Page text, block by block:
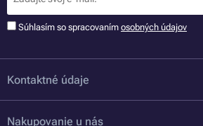
Súhlasím so spracovaním osobných údajov
Kontaktné údaje
Nakupovanie u nás